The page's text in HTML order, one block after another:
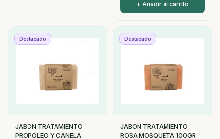
+ Añadir al carrito
Destacado
JABON TRATAMIENTO
PROPOLEO Y CANELA
Destacado
JABON TRATAMIENTO
ROSA MOSQUETA 100GR